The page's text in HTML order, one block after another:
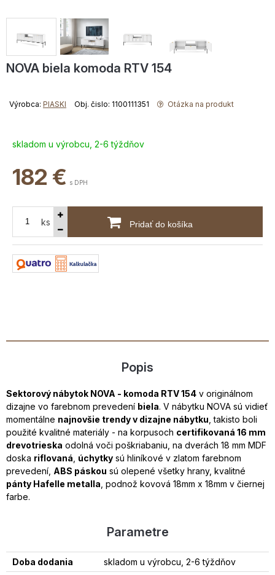
NOVA biela komoda RTV 154
Výrobca: PIASKI Obj. čislo: 1100111351 Otázka na produkt
skladom u výrobcu, 2-6 týždňov
182 € s DPH
ks Pridať do košíka
Popis
Sektorový nábytok NOVA - komoda RTV 154 v originálnom
dizajne vo farebnom prevedení biela. V nábytku NOVA sú vidieť
momentálne najnovšie trendy v dizajne nábytku , takisto boli
použité kvalitné materiály - na korpusoch certifikovaná 16 mm
drevotrieska odolná voči poškriabaniu, na dverách 18 mm MDF
doska riflovaná úchytky sú hliníkové v zlatom farebnom
prevedení, ABS páskou sú olepené všetky hrany, kvalitné
pánty Hafelle metalla , podnož kovová 18mm x 18mm v čiernej
farbe.
Parametre
Doba dodania
skladom u výrobcu, 2-6 týždňov